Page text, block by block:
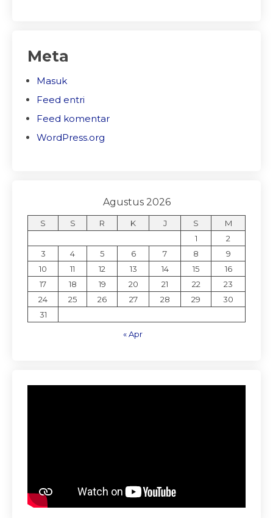
Meta
Masuk
Feed entri
Feed komentar
WordPress.org
Agustus 2026
S S R K J S
M
1
2
3
4 5 6 7 8
9
10
11 12 13 14 15
16
17
18 19 20 21 22
23
24
25 26 27 28 29
30
31
« Apr